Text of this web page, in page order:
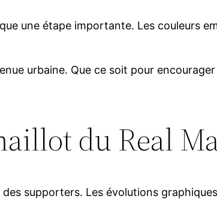
une étape importante. Les couleurs
urbaine. Que ce soit pour
du Real
supporters. Les évolutions